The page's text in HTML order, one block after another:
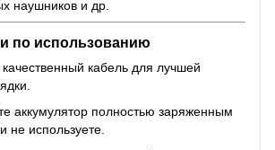
наушников и др.
по использованию
качественный кабель для лучшей
аккумулятор полностью заряженным
не используете.